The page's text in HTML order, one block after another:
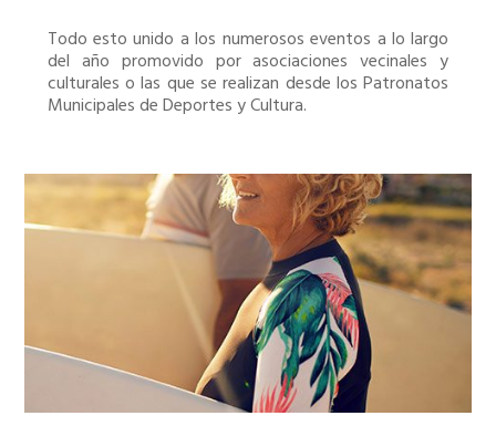
Todo esto unido a los numerosos eventos a lo largo
del año promovido por asociaciones vecinales y
culturales o las que se realizan desde los Patronatos
Municipales de Deportes y Cultura.